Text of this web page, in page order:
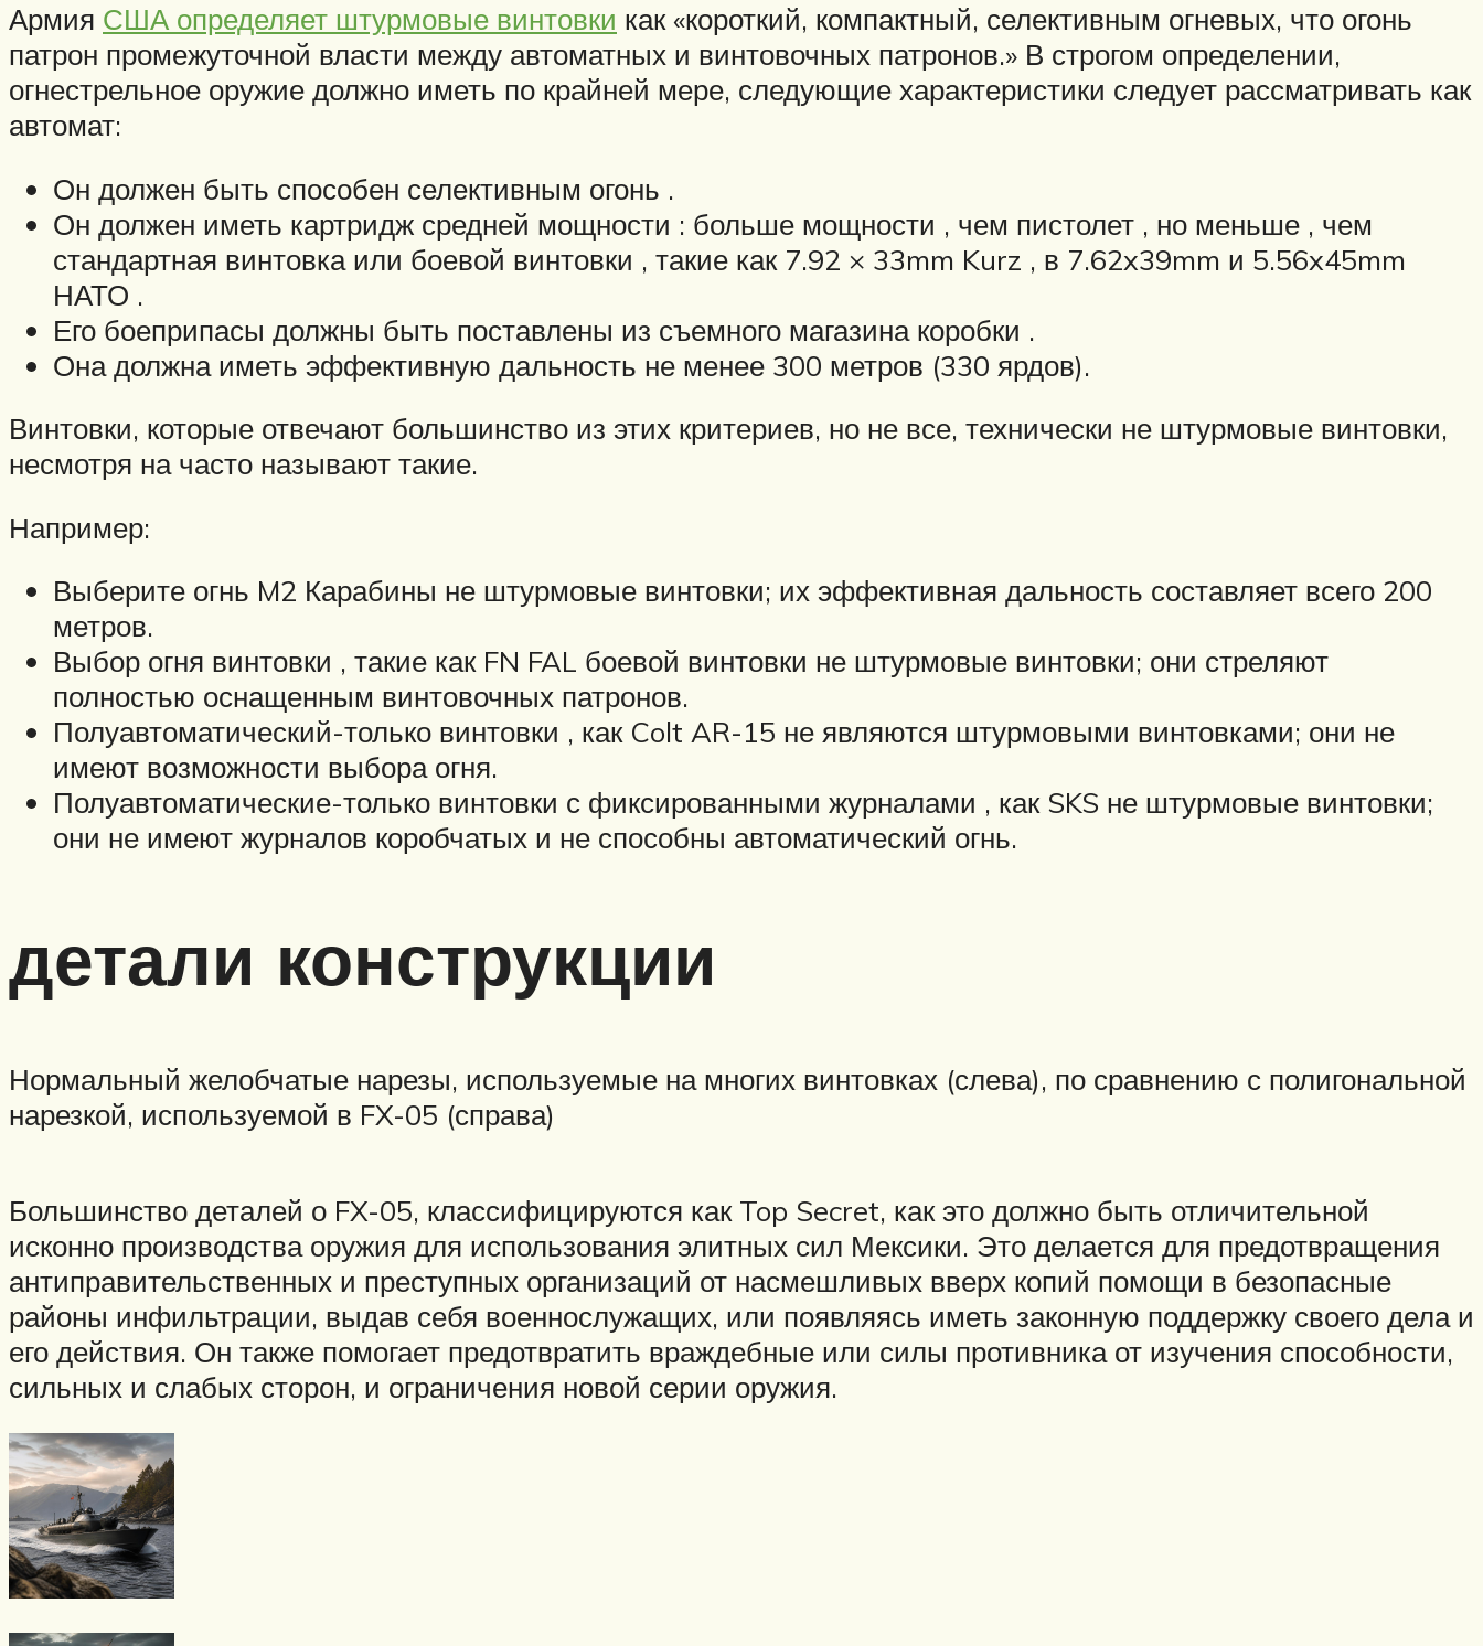
Армия США определяет штурмовые винтовки как «короткий, компактный, селективным огневых, что огонь
патрон промежуточной власти между автоматных и винтовочных патронов.» В строгом определении,
огнестрельное оружие должно иметь по крайней мере, следующие характеристики следует рассматривать как
автомат:
Он должен быть способен селективным огонь .
Он должен иметь картридж средней мощности : больше мощности , чем пистолет , но меньше , чем
стандартная винтовка или боевой винтовки , такие как 7.92 × 33mm Kurz , в 7.62x39mm и 5.56x45mm
НАТО .
Его боеприпасы должны быть поставлены из съемного магазина коробки .
Она должна иметь эффективную дальность не менее 300 метров (330 ярдов).
Винтовки, которые отвечают большинство из этих критериев, но не все, технически не штурмовые винтовки,
несмотря на часто называют такие.
Например:
Выберите огнь M2 Карабины не штурмовые винтовки; их эффективная дальность составляет всего 200
метров.
Выбор огня винтовки , такие как FN FAL боевой винтовки не штурмовые винтовки; они стреляют
полностью оснащенным винтовочных патронов.
Полуавтоматический-только винтовки , как Colt AR-15 не являются штурмовыми винтовками; они не
имеют возможности выбора огня.
Полуавтоматические-только винтовки с фиксированными журналами , как SKS не штурмовые винтовки;
они не имеют журналов коробчатых и не способны автоматический огнь.
детали конструкции
Нормальный желобчатые нарезы, используемые на многих винтовках (слева), по сравнению с полигональной
нарезкой, используемой в FX-05 (справа)
Большинство деталей о FX-05, классифицируются как Top Secret, как это должно быть отличительной
исконно производства оружия для использования элитных сил Мексики. Это делается для предотвращения
антиправительственных и преступных организаций от насмешливых вверх копий помощи в безопасные
районы инфильтрации, выдав себя военнослужащих, или появляясь иметь законную поддержку своего дела и
его действия. Он также помогает предотвратить враждебные или силы противника от изучения способности,
сильных и слабых сторон, и ограничения новой серии оружия.